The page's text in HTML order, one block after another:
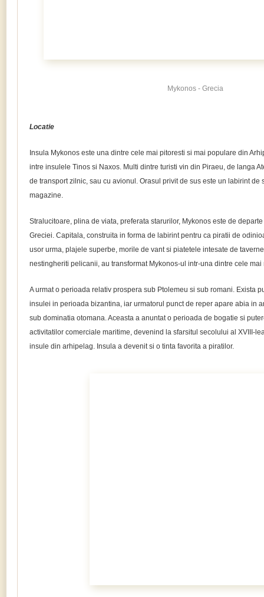
Mykonos - Grecia
Locatie
Insula Mykonos este una dintre cele mai pitoresti si mai populare din
intre insulele Tinos si Naxos. Multi dintre turisti vin din Piraeu, de langa
de transport zilnic, sau cu avionul. Orasul privit de sus este un labirint de
magazine.
Stralucitoare, plina de viata, preferata starurilor, Mykonos este de
Greciei. Capitala, construita in forma de labirint pentru ca piratii de
usor urma, plajele superbe, morile de vant si piatetele intesate de
nestingheriti pelicanii, au transformat Mykonos-ul intr-una dintre cele
A urmat o perioada relativ prospera sub Ptolemeu si sub romani. Exista
insulei in perioada bizantina, iar urmatorul punct de reper apare abia in
sub dominatia otomana. Aceasta a anuntat o perioada de bogatie si
activitatilor comerciale maritime, devenind la sfarsitul secolului al XVIII-
insule din arhipelag. Insula a devenit si o tinta favorita a piratilor.